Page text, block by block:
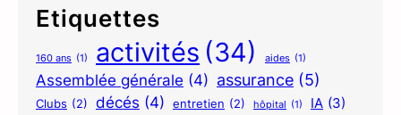
Etiquettes
160 ans (1) activités (34) aides (1)
Assemblée générale (4) assurance (5)
Clubs (2) décés (4) entretien (2) hôpital (1) IA (3)